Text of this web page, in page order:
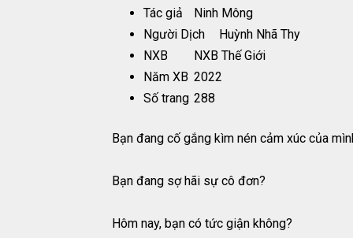
Tác giả
Ninh Mông
Người Dịch
Huỳnh Nhã Thy
NXB
NXB Thế Giới
Năm XB 2022
Số trang 288
Bạn đang cố gắng kìm nén cảm xúc của
Bạn đang sợ hãi sự cô đơn?
Hôm nay, bạn có tức giận không?